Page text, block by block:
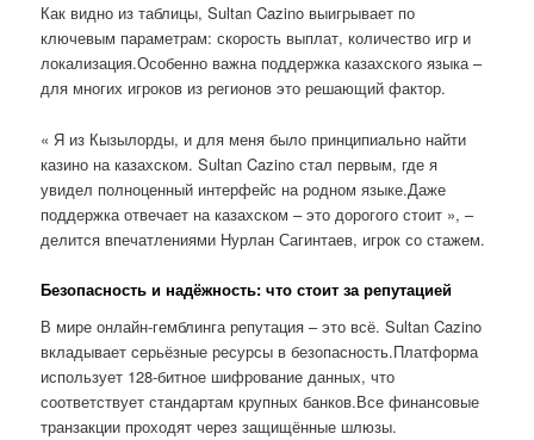
Как видно из таблицы, Sultan Cazino выигрывает по
ключевым параметрам: скорость выплат, количество игр и
локализация.Особенно важна поддержка казахского языка –
для многих игроков из регионов это решающий фактор.
« Я из Кызылорды, и для меня было принципиально найти
казино на казахском. Sultan Cazino стал первым, где я
увидел полноценный интерфейс на родном языке.Даже
поддержка отвечает на казахском – это дорогого стоит », –
делится впечатлениями Нурлан Сагинтаев, игрок со стажем.
Безопасность и надёжность: что стоит за репутацией
В мире онлайн-гемблинга репутация – это всё. Sultan Cazino
вкладывает серьёзные ресурсы в безопасность.Платформа
использует 128-битное шифрование данных, что
соответствует стандартам крупных банков.Все финансовые
транзакции проходят через защищённые шлюзы.